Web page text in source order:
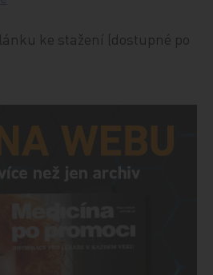
ke stažení (dostupné po